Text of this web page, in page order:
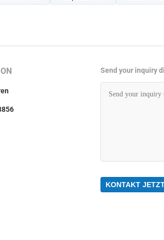
Send your inquiry
KONTAKT